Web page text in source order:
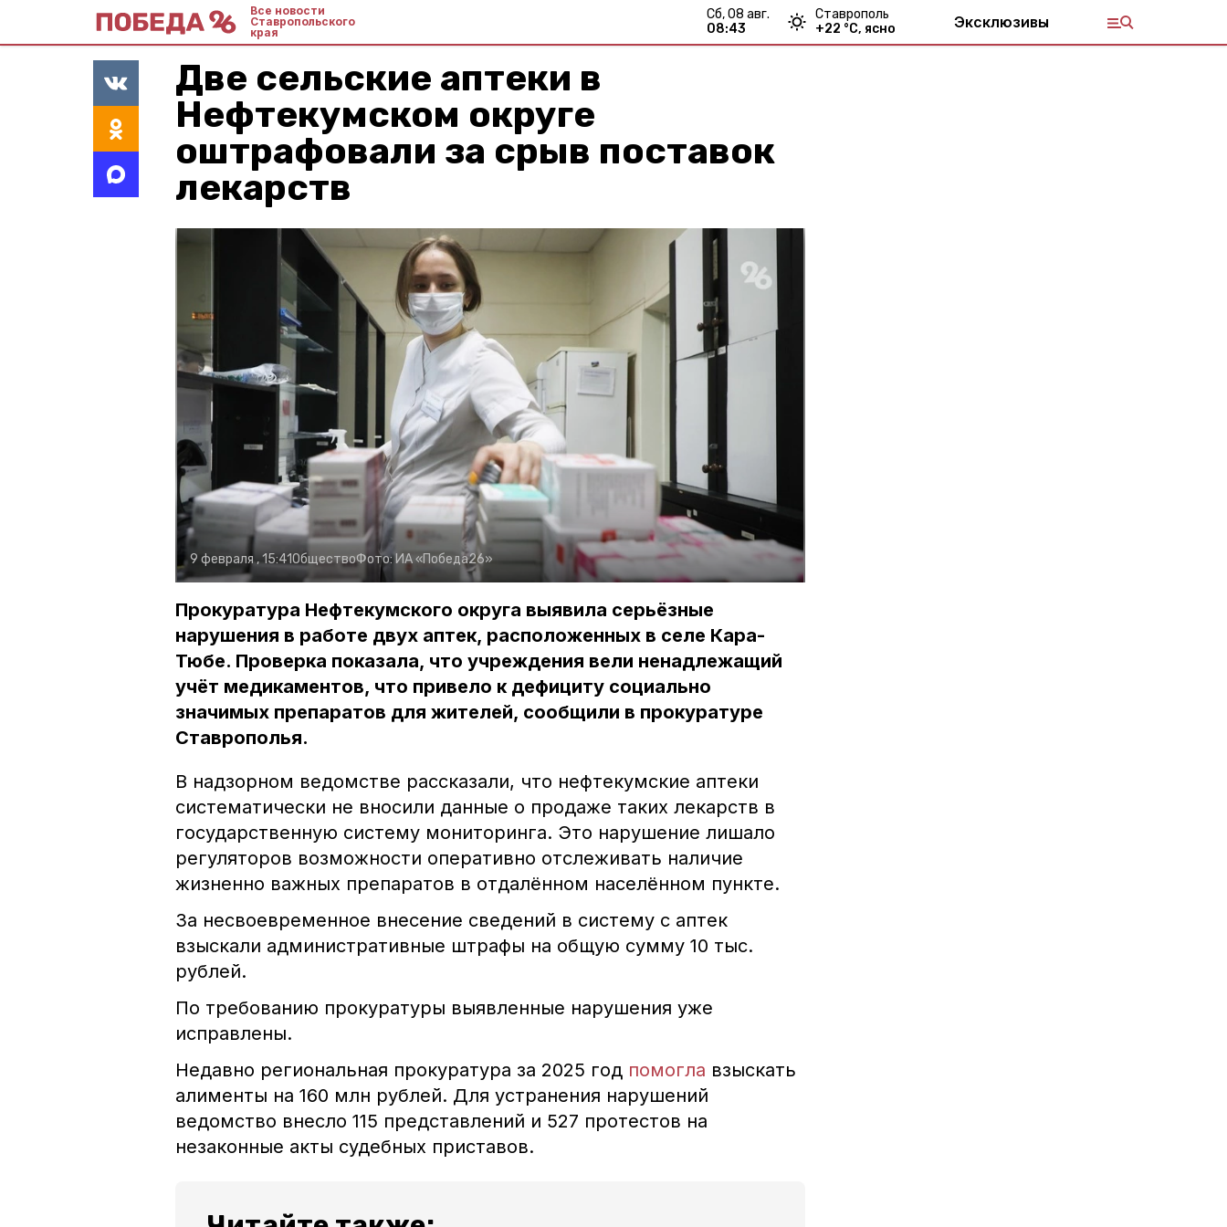
Все новости
Ставропольского
края
сб, 08 авг.
08:43
Ставрополь
+22 °С, ясно Эксклюзивы
Две сельские аптеки в
Нефтекумском округе
оштрафовали за срыв поставок
лекарств
9 февраля , 15:41ОбществоФото:ИА «Победа26»
Прокуратура Нефтекумского округа выявила серьёзные
нарушения в работе двух аптек, расположенных в селе Кара-
Тюбе. Проверка показала, что учреждения вели ненадлежащий
учёт медикаментов, что привело к дефициту социально
значимых препаратов для жителей, сообщили в прокуратуре
Ставрополья.
В надзорном ведомстве рассказали, что нефтекумские аптеки
систематически не вносили данные о продаже таких лекарств в
государственную систему мониторинга. Это нарушение лишало
регуляторов возможности оперативно отслеживать наличие
жизненно важных препаратов в отдалённом населённом пункте.
За несвоевременное внесение сведений в систему с аптек
взыскали административные штрафы на общую сумму 10 тыс.
рублей.
По требованию прокуратуры выявленные нарушения уже
исправлены.
Недавно региональная прокуратура за 2025 год помогла взыскать
алименты на 160 млн рублей. Для устранения нарушений
ведомство внесло 115 представлений и 527 протестов на
незаконные акты судебных приставов.